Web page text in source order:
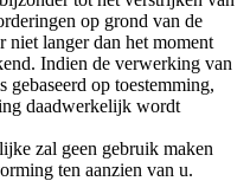
op grond van de
niet langer dan het moment
Indien de verwerking van
gebaseerd op toestemming,
daadwerkelijk wordt
zal geen gebruik maken
ten aanzien van u.